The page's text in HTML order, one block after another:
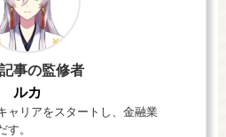
事の監修者
ルカ
ャリアをスタートし、金融業
す。